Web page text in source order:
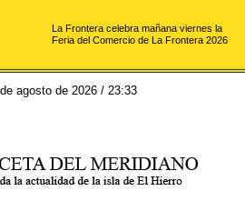
La Frontera celebra mañana viernes la
Feria del Comercio de La Frontera 2026
agosto de 2026 / 23:33